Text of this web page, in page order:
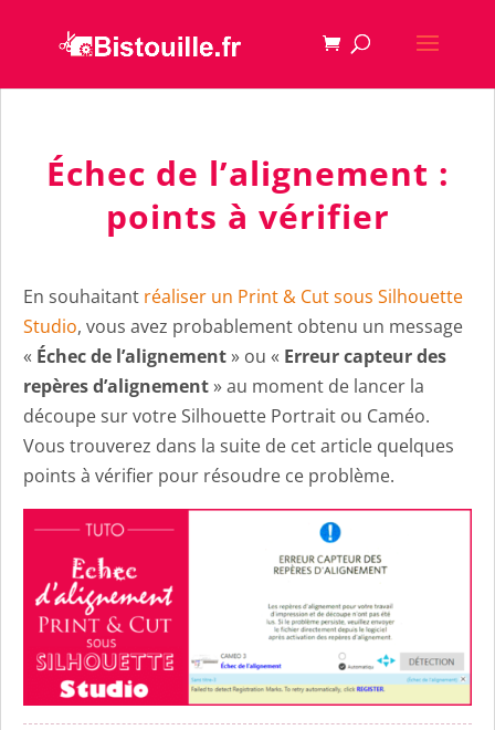
Échec de l’alignement :
points à vérifier
En souhaitant réaliser un Print & Cut sous Silhouette
Studio, vous avez probablement obtenu un message
« Échec de l’alignement» ou « Erreur capteur des
repères d’alignement» au moment de lancer la
découpe sur votre Silhouette Portrait ou Caméo.
Vous trouverez dans la suite de cet article quelques
points à vérifier pour résoudre ce problème.